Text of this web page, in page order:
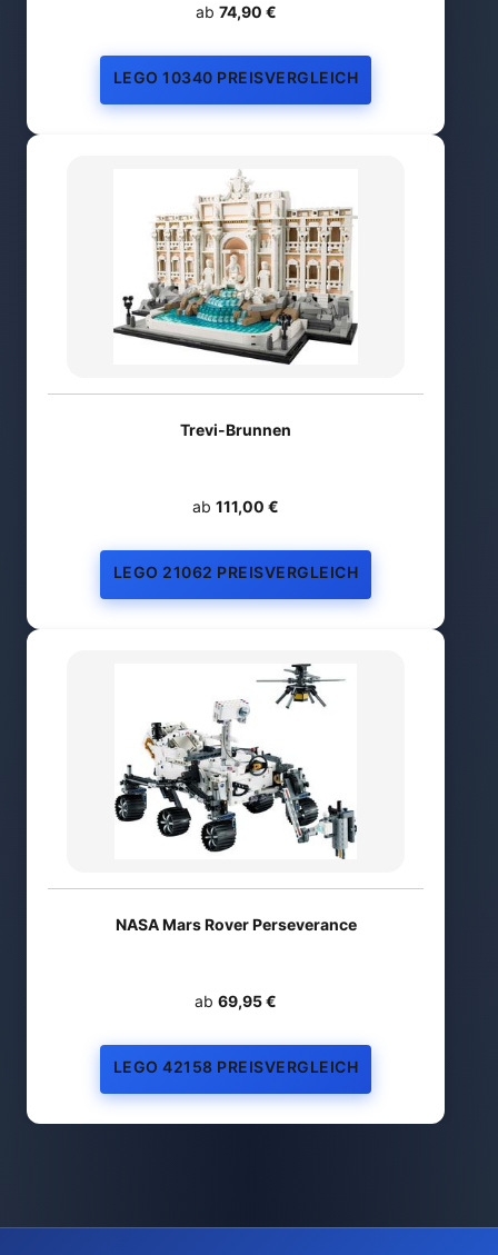
ab 74,90 €
LEGO 10340 PREISVERGLEICH
Trevi-Brunnen
ab 111,00 €
LEGO 21062 PREISVERGLEICH
NASA Mars Rover Perseverance
ab 69,95 €
LEGO 42158 PREISVERGLEICH